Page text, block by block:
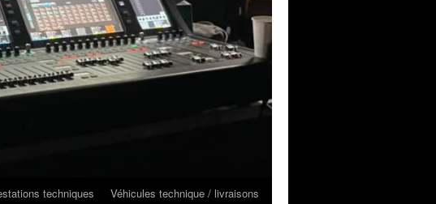
techniques Véhicules technique / livraisons